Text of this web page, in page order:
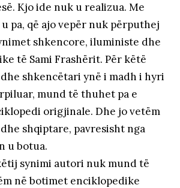
Kjo ide nuk u realizua. Me
pa, që ajo vepër nuk përputhej
shkencore, iluministe dhe
të Sami Frashërit. Për këtë
shkencëtari ynë i madh i hyri
mund të thuhet pa e
origjinale. Dhe jo vetëm
shqiptare, pavresisht nga
u botua.
synimi autori nuk mund të
në botimet enciklopedike